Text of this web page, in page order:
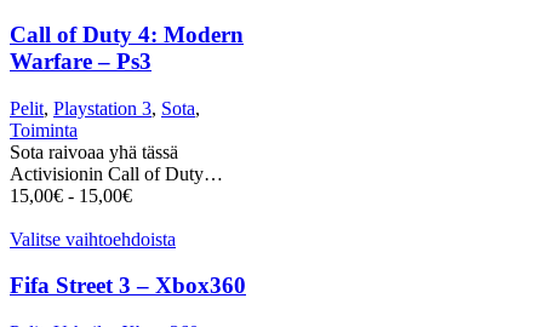
Call of Duty 4: Modern
Warfare – Ps3
Pelit, Playstation 3, Sota,
Toiminta
Sota raivoaa yhä tässä
Activisionin Call of Duty…
15,00€ - 15,00€
Valitse vaihtoehdoista
Fifa Street 3 – Xbox360